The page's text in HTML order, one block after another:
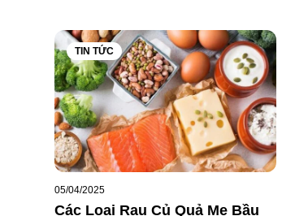
TIN TỨC
05/04/2025
Các Loại Rau Củ Quả Mẹ Bầu